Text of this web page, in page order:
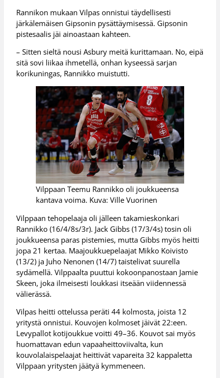
Rannikon mukaan Vilpas onnistui täydellisesti
järkälemäisen Gipsonin pysättäymisessä. Gipsonin
pistesaalis jäi ainoastaan kahteen.
– Sitten sieltä nousi Asbury meitä kurittamaan. No, eipä
sitä sovi liikaa ihmetellä, onhan kyseessä sarjan
korikuningas, Rannikko muistutti.
Vilppaan Teemu Rannikko oli joukkueensa
kantava voima. Kuva: Ville Vuorinen
Vilppaan tehopelaaja oli jälleen takamieskonkari
Rannikko (16/4/8s/3r). Jack Gibbs (17/3/4s) tosin oli
joukkueensa paras pistemies, mutta Gibbs myös heitti
jopa 21 kertaa. Maajoukkuepelaajat Mikko Koivisto
(13/2) ja Juho Nenonen (14/7) taistelivat suurella
sydämellä. Vilppaalta puuttui kokoonpanostaan Jamie
Skeen, joka ilmeisesti loukkasi itseään viidennessä
välierässä.
Vilpas heitti ottelussa peräti 44 kolmosta, joista 12
yritystä onnistui. Kouvojen kolmoset jäivät 22:een.
Levypallot kotijoukkue voitti 49–36. Kouvot sai myös
huomattavan edun vapaaheittoviivalta, kun
kouvolalaispelaajat heittivät vapareita 32 kappaletta
Vilppaan yritysten jäätyä kymmeneen.